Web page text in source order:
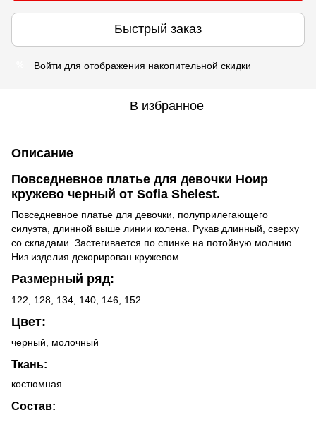
Быстрый заказ
Войти для отображения накопительной скидки
В избранное
Описание
Повседневное платье для девочки Ноир
кружево черный от Sofia Shelest.
Повседневное платье для девочки, полуприлегающего
силуэта, длинной выше линии колена. Рукав длинный, сверху
со складами. Застегивается по спинке на потойную молнию.
Низ изделия декорирован кружевом.
Размерный ряд:
122, 128, 134, 140, 146, 152
Цвет:
черный, молочный
Ткань:
костюмная
Состав: